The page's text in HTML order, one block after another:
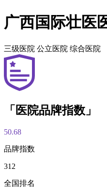
广西国际壮医
三级医院 公立医院 综合医院
「医院品牌指数」
50.68
品牌指数
312
全国排名